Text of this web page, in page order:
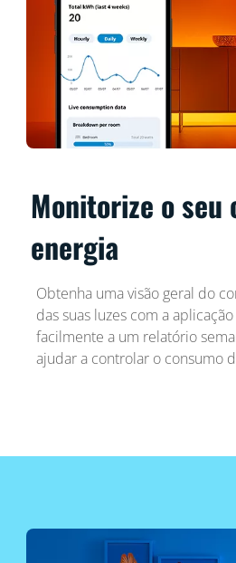
Monitorize o seu
energia
Obtenha uma visão geral do
das suas luzes com a
facilmente a um relatório
ajudar a controlar o consumo